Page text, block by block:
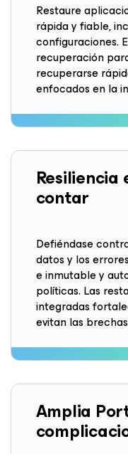
Restaure
rápida y fiable,
configuraciones.
recuperación
recuperarse
enfocados en la
Resiliencia
contar
Defiéndase
datos y los
e inmutable y
políticas. Las
integradas
evitan las
Amplia